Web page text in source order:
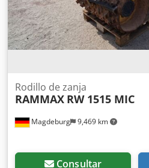
Magdeburg 9,469 km
Rodillo de zanja
RAMMAX RW 1515 MIC
Consultar